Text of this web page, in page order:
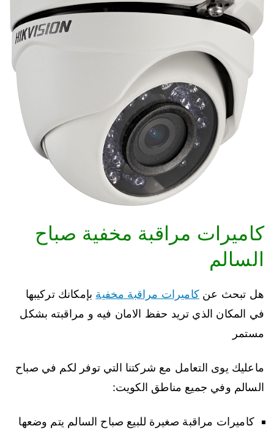
كاميرات مراقبة مخفية صباح
السالم
هل تبحث عن كاميرات مراقبة مخفية بإمكانك تركيبها
في المكان الذي تريد حفظ الامان فيه و مراقبته بشكل
مستمر
ماعليك يوى التعامل مع شركتنا التي توفر لكم في صباح
السالم وفي جميع مناطق الكويت:
كاميرات مراقبة صغيرة للبيع صباح السالم يتم وضعها